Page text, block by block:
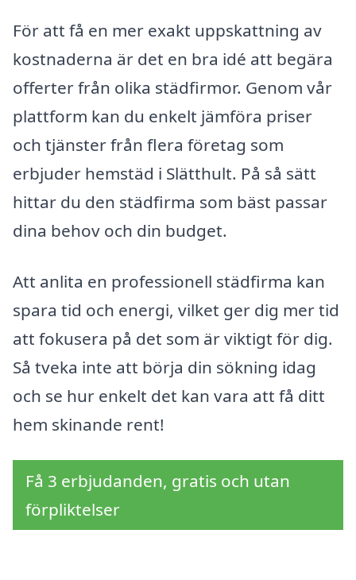
För att få en mer exakt uppskattning av
kostnaderna är det en bra idé att begära
offerter från olika städfirmor. Genom vår
plattform kan du enkelt jämföra priser
och tjänster från flera företag som
erbjuder hemstäd i Slätthult. På så sätt
hittar du den städfirma som bäst passar
dina behov och din budget.
Att anlita en professionell städfirma kan
spara tid och energi, vilket ger dig mer tid
att fokusera på det som är viktigt för dig.
Så tveka inte att börja din sökning idag
och se hur enkelt det kan vara att få ditt
hem skinande rent!
Få 3 erbjudanden, gratis och utan
förpliktelser